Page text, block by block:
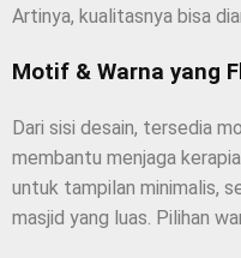
Artinya, kualitasnya bisa
Motif & Warna yang
Dari sisi desain, tersedia
membantu menjaga
untuk tampilan minimalis,
masjid yang luas. Pilihan